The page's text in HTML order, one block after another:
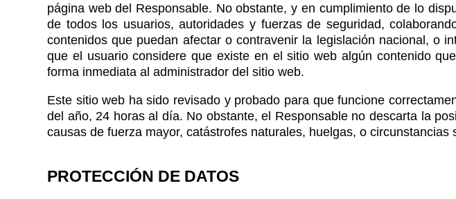
página web del Responsable. No obstante, y en cumplimiento de lo
de todos los usuarios, autoridades y fuerzas de seguridad,
contenidos que puedan afectar o contravenir la legislación nacional, o
que el usuario considere que existe en el sitio web algún contenido
forma inmediata al administrador del sitio web.
Este sitio web ha sido revisado y probado para que funcione
del año, 24 horas al día. No obstante, el Responsable no descarta la
causas de fuerza mayor, catástrofes naturales, huelgas, o
PROTECCIÓN DE DATOS